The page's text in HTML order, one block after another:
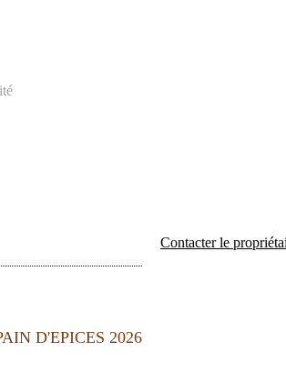
Contacter le